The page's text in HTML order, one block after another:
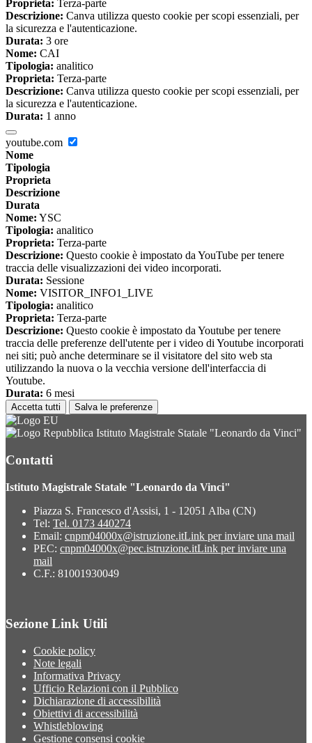
Proprieta: Terza-parte
Descrizione: Canva utilizza questo cookie per scopi essenziali, per
la sicurezza e l'autenticazione.
Durata: 3 ore
Nome: CAI
Tipologia: analitico
Proprieta: Terza-parte
Descrizione: Canva utilizza questo cookie per scopi essenziali, per
la sicurezza e l'autenticazione.
Durata: 1 anno
youtube.com
Nome
Tipologia
Proprieta
Descrizione
Durata
Nome: YSC
Tipologia: analitico
Proprieta: Terza-parte
Descrizione: Questo cookie è impostato da YouTube per tenere
traccia delle visualizzazioni dei video incorporati.
Durata: Sessione
Nome: VISITOR_INFO1_LIVE
Tipologia: analitico
Proprieta: Terza-parte
Descrizione: Questo cookie è impostato da Youtube per tenere
traccia delle preferenze dell'utente per i video di Youtube incorporati
nei siti; può anche determinare se il visitatore del sito web sta
utilizzando la nuova o la vecchia versione dell'interfaccia di
Youtube.
Durata: 6 mesi
Accetta tutti Salva le preferenze
Istituto Magistrale Statale "Leonardo da Vinci"
Contatti
Istituto Magistrale Statale "Leonardo da Vinci"
Piazza S. Francesco d'Assisi, 1 - 12051 Alba (CN)
Tel: Tel. 0173 440274
Email: cnpm04000x@istruzione.itLink per inviare una mail
PEC: cnpm04000x@pec.istruzione.itLink per inviare una
mail
C.F.: 81001930049
Sezione Link Utili
Cookie policy
Note legali
Informativa Privacy
Ufficio Relazioni con il Pubblico
Dichiarazione di accessibilità
Obiettivi di accessibilità
Whistleblowing
Gestione consensi cookie